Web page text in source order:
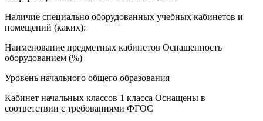
Наличие специально оборудованных учебных кабинетов и
помещений (каких):
Наименование предметных кабинетов Оснащенность
оборудованием (%)
Уровень начального общего образования
Кабинет начальных классов 1 класса Оснащены в
соответствии с требованиями ФГОС